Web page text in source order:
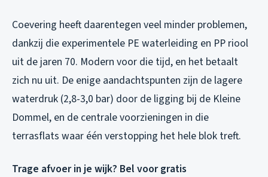
Coevering heeft daarentegen veel minder problemen,
dankzij die experimentele PE waterleiding en PP riool
uit de jaren 70. Modern voor die tijd, en het betaalt
zich nu uit. De enige aandachtspunten zijn de lagere
waterdruk (2,8-3,0 bar) door de ligging bij de Kleine
Dommel, en de centrale voorzieningen in die
terrasflats waar één verstopping het hele blok treft.
Trage afvoer in je wijk? Bel voor gratis